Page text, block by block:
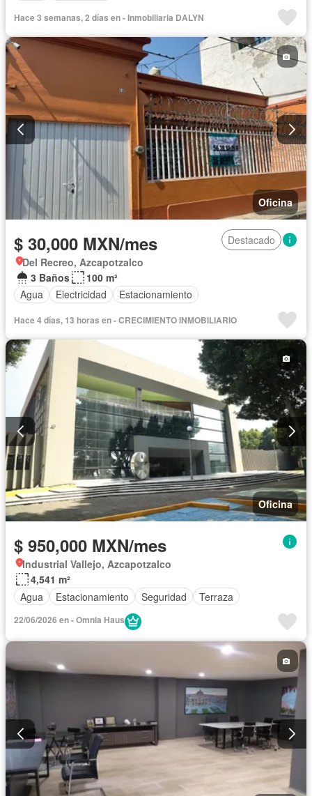
Hace 3 semanas, 2 días en - Inmobiliaria DALYN
Oficina
$ 30,000 MXN/mes
Destacado
Del Recreo, Azcapotzalco
3 Baños
100 m²
Agua
Electricidad Estacionamiento
Hace 4 días, 13 horas en - CRECIMIENTO INMOBILIARIO
Oficina
$ 950,000 MXN/mes
Industrial Vallejo, Azcapotzalco
4,541 m²
Agua
Estacionamiento Seguridad Terraza
22/06/2026 en - Omnia Haus